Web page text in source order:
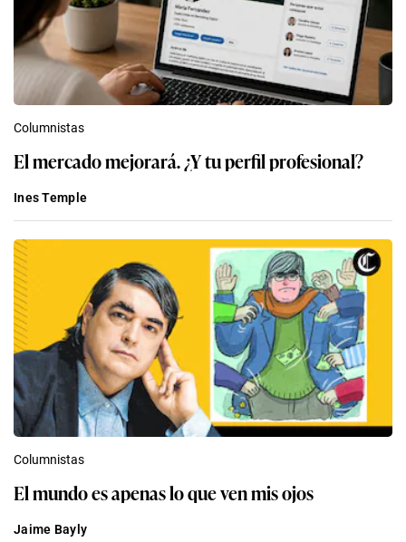
Columnistas
El mercado mejorará. ¿Y tu perfil profesional?
Ines Temple
Columnistas
El mundo es apenas lo que ven mis ojos
Jaime Bayly